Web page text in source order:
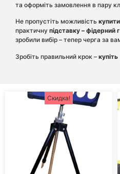
та оформіть замовлення в пару
Не пропустіть можливість купити
практичну підставку – фідерний
зробили вибір – тепер черга за
Зробіть правильний крок – купіть
Скидка!